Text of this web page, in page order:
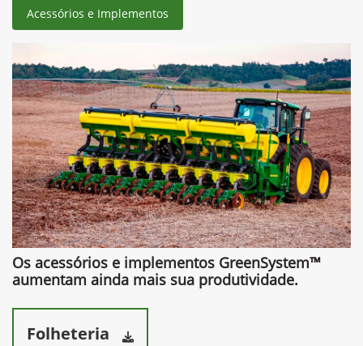
Acessórios e Implementos
Os acessórios e implementos GreenSystem™
aumentam ainda mais sua produtividade.​
Folheteria